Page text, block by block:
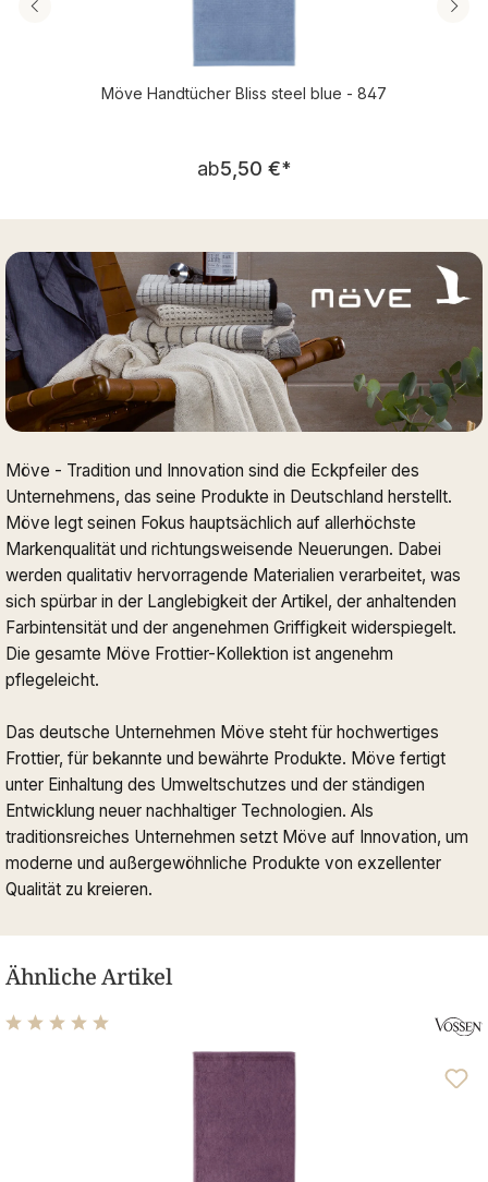
Möve Handtücher Bliss steel blue - 847
Regulärer Preis:
ab5,50 €*
Möve - Tradition und Innovation sind die Eckpfeiler des
Unternehmens, das seine Produkte in Deutschland herstellt.
Möve legt seinen Fokus hauptsächlich auf allerhöchste
Markenqualität und richtungsweisende Neuerungen. Dabei
werden qualitativ hervorragende Materialien verarbeitet, was
sich spürbar in der Langlebigkeit der Artikel, der anhaltenden
Farbintensität und der angenehmen Griffigkeit widerspiegelt.
Die gesamte Möve Frottier-Kollektion ist angenehm
pflegeleicht.
Das deutsche Unternehmen Möve steht für hochwertiges
Frottier, für bekannte und bewährte Produkte. Möve fertigt
unter Einhaltung des Umweltschutzes und der ständigen
Entwicklung neuer nachhaltiger Technologien. Als
traditionsreiches Unternehmen setzt Möve auf Innovation, um
moderne und außergewöhnliche Produkte von exzellenter
Qualität zu kreieren.
Ähnliche Artikel
Durchschnittliche Bewertung von 5 von 5 Sternen